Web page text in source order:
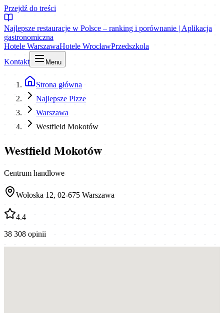
Przejdź do treści
Najlepsze restauracje w Polsce – ranking i porównanie | Aplikacja
gastronomiczna
Hotele WarszawaHotele WrocławPrzedszkola
Kontakt
Menu
Strona główna
Najlepsze Pizze
Warszawa
Westfield Mokotów
Westfield Mokotów
Centrum handlowe
Wołoska 12, 02-675 Warszawa
4.4
38 308 opinii